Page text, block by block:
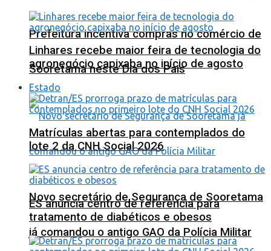
Prefeitura incentiva compras no comércio de
Sooretama neste Dia dos Pais
Novo secretário de Segurança de Sooretama
já comandou o antigo GAO da Polícia Militar
Linhares recebe maior feira de tecnologia do
agronegócio capixaba no início de agosto
Estado
Matrículas abertas para contemplados do
lote 2 da CNH Social 2026
ES anuncia centro de referência para
tratamento de diabéticos e obesos